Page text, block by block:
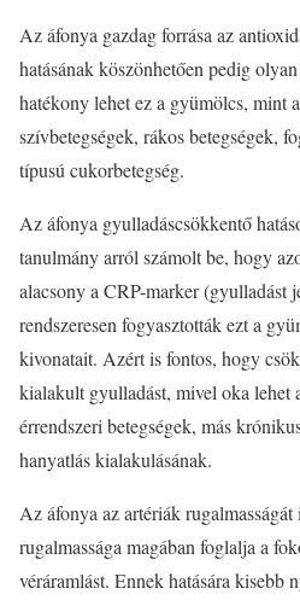
Az áfonya gazdag forrása az
hatásának köszönhetően pedig
hatékony lehet ez a gyümölcs, mint
szívbetegségek, rákos betegségek,
típusú cukorbetegség.
Az áfonya gyulladáscsökkentő
tanulmány arról számolt be, hogy
alacsony a CRP-marker (gyulladást
rendszeresen fogyasztották ezt a
kivonatait. Azért is fontos, hogy
kialakult gyulladást, mivel oka lehet
érrendszeri betegségek, más
hanyatlás kialakulásának.
Az áfonya az artériák
rugalmassága magában foglalja a
véráramlást. Ennek hatására kisebb